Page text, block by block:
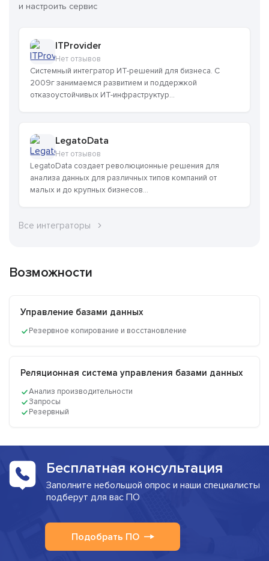
и настроить сервис
ITProvider
Нет отзывов
Системный интегратор ИТ-решений для бизнеса. С
2009г занимаемся развитием и поддержкой
отказоустойчивых ИТ-инфраструктур...
LegatoData
Нет отзывов
LegatoData создает революционные решения для
анализа данных для различных типов компаний от
малых и до крупных бизнесов...
Все интеграторы
Возможности
Управление базами данных
Резервное копирование и восстановление
Реляционная система управления базами данных
Анализ производительности
Запросы
Резервный
Бесплатная консультация
Заполните небольшой опрос и наши специалисты
подберут для вас ПО
Подобрать ПО